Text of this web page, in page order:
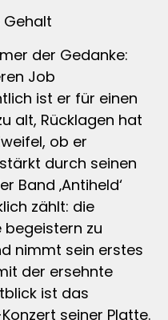
der Gedanke:
Job
ist er für einen
alt, Rücklagen hat
ob er
durch seinen
Band ‚Antiheld‘
zählt: die
begeistern zu
nimmt sein erstes
der ersehnte
ist das
seiner Platte.